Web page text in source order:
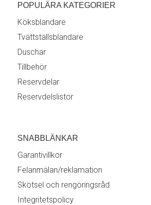
POPULÄRA KATEGORIER
Köksblandare
Tvättställsblandare
Duschar
Tillbehör
Reservdelar
Reservdelslistor
SNABBLÄNKAR
Garantivillkor
Felanmälan/reklamation
Skötsel och rengöringsråd
Integritetspolicy